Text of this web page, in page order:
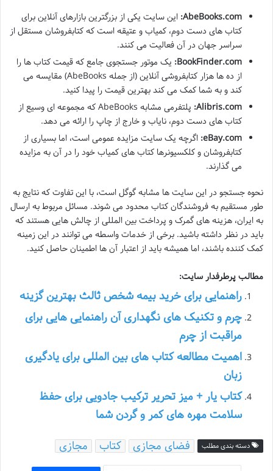
AbeBooks.com: این سایت یکی از بزرگترین بازارهای آنلاین برای
کتاب های دست دوم، کمیاب و عتیقه است که کتابفروشان مستقل از
سراسر جهان در آن فعالیت می کنند.
BookFinder.com: یک موتور جستجوی جامع که قیمت کتاب ها را
از ده ها هزار کتابفروشی آنلاین (از جمله AbeBooks) مقایسه می
کند و به شما کمک می کند بهترین قیمت را پیدا کنید.
Alibris.com:
پلتفرمی مشابه AbeBooks که مجموعه ای وسیع از
کتاب های دست دوم، نایاب و خارج از چاپ را ارائه می دهد.
eBay.com: اگرچه یک سایت مزایده عمومی است، اما بسیاری از
کتابفروشان و کلکسیونرها کتاب های کمیاب خود را در آن به مزایده
می گذارند.
نحوه جستجو در این سایت ها مشابه گوگل است، با این تفاوت که نتایج به
طور مستقیم به فروشندگان کتاب محدود می شوند. مسائل مربوط به ارسال
به ایران، هزینه های گمرک و پرداخت بین المللی از چالش هایی هستند که
باید در نظر داشته باشید. برخی از خدمات واسطه می توانند در این زمینه
کمک کننده باشند، اما همیشه باید از اعتبار آن ها اطمینان حاصل کنید.
مطالب پرطرفدار سایت:
راهنمایی برای خرید بیمه شخص ثالث بهترین گزینه
چرم و تکنیک های نگهداری آن راهنمایی هایی برای
مراقبت از چرم
اهمیت مطالعه کتاب های بین المللی برای یادگیری
زبان
کتاب یار + میز تحریر ترکیب جادویی برای حفظ
سلامت مهره های کمر و گردن شما
دسته بندی مطلب فضای مجازی کتاب مجازی